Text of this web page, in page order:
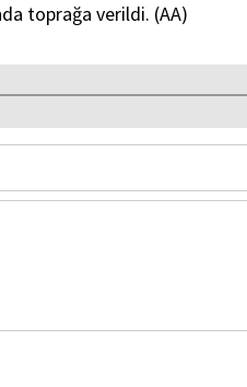
toprağa verildi. (AA)